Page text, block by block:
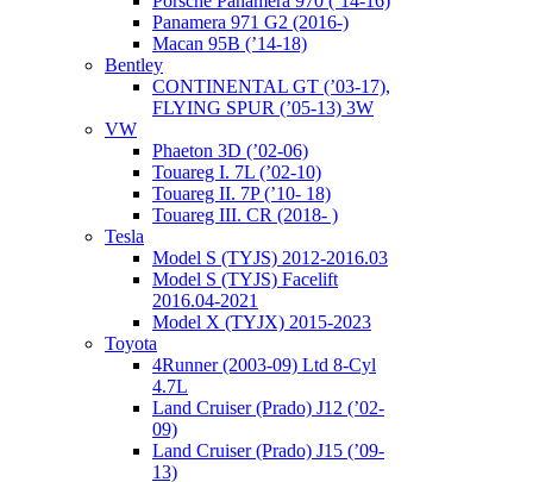
Panamera 971 G2 (2016-)
Macan 95B (’14-18)
Bentley
CONTINENTAL GT (’03-17),
FLYING SPUR (’05-13) 3W
VW
Phaeton 3D (’02-06)
Touareg I. 7L (’02-10)
Touareg II. 7P (’10- 18)
Touareg III. CR (2018- )
Tesla
Model S (TYJS) 2012-2016.03
Model S (TYJS) Facelift
2016.04-2021
Model X (TYJX) 2015-2023
Toyota
4Runner (2003-09) Ltd 8-Cyl
4.7L
Land Cruiser (Prado) J12 (’02-
09)
Land Cruiser (Prado) J15 (’09-
13)